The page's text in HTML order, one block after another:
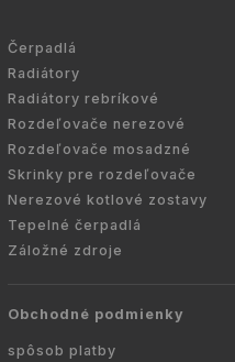
Čerpadlá
Radiátory
Radiátory rebríkové
Rozdeľovače nerezové
Rozdeľovače mosadzné
Skrinky pre rozdeľovače
Nerezové kotlové zostavy
Tepelné čerpadlá
Záložné zdroje
Obchodné podmienky
spôsob platby